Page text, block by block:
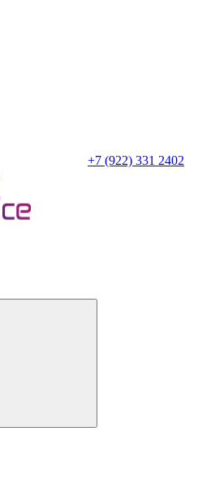
+7 (922) 331 2402